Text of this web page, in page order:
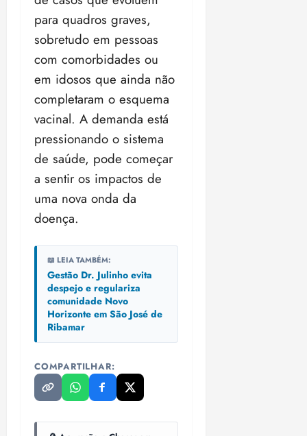
para quadros graves,
sobretudo em pessoas
com comorbidades ou
em idosos que ainda não
completaram o esquema
vacinal. A demanda está
pressionando o sistema
de saúde, pode começar
a sentir os impactos de
uma nova onda da
doença.
📖 LEIA TAMBÉM:
Gestão Dr. Julinho evita
despejo e regulariza
comunidade Novo
Horizonte em São José de
Ribamar
COMPARTILHAR: